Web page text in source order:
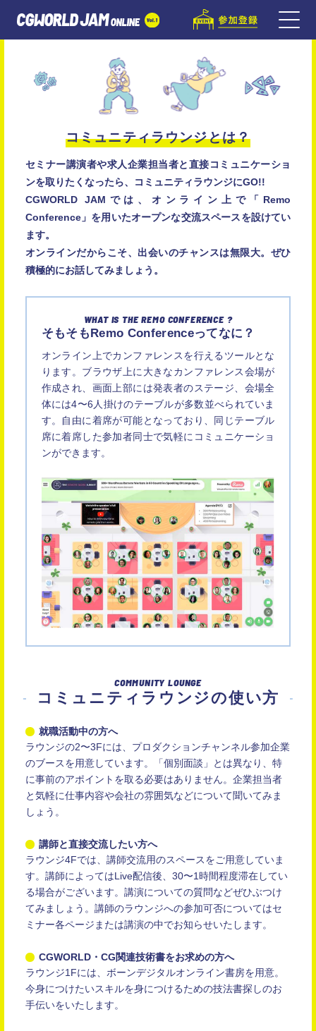
コミュニティラウンジとは？
セミナー講演者や求人企業担当者と直接コミュニケーショ
ンを取りたくなったら、コミュニティラウンジにGO!!
CGWORLD JAMでは、オンライン上で「Remo
Conference」を用いたオープンな交流スペースを設けてい
ます。
オンラインだからこそ、出会いのチャンスは無限大。ぜひ
積極的にお話してみましょう。
WHAT IS THE REMO CONFERENCE ?
そもそもRemo Conferenceってなに？
オンライン上でカンファレンスを行えるツールとな
ります。ブラウザ上に大きなカンファレンス会場が
作成され、画面上部には発表者のステージ、会場全
体には4〜6人掛けのテーブルが多数並べられていま
す。自由に着席が可能となっており、同じテーブル
席に着席した参加者同士で気軽にコミュニケーショ
ンができます。
COMMUNITY LOUNGE
コミュニティラウンジの使い方
就職活動中の方へ
ラウンジの2〜3Fには、プロダクションチャンネル参加企業
のブースを用意しています。「個別面談」とは異なり、特
に事前のアポイントを取る必要はありません。企業担当者
と気軽に仕事内容や会社の雰囲気などについて聞いてみま
しょう。
講師と直接交流したい方へ
ラウンジ4Fでは、講師交流用のスペースをご用意していま
す。講師によってはLive配信後、30〜1時間程度滞在してい
る場合がございます。講演についての質問などぜひぶつけ
てみましょう。講師のラウンジへの参加可否についてはセ
ミナー各ページまたは講演の中でお知らせいたします。
CGWORLD・CG関連技術書をお求めの方へ
ラウンジ1Fには、ボーンデジタルオンライン書房を用意。
今身につけたいスキルを身につけるための技法書探しのお
手伝いをいたします。